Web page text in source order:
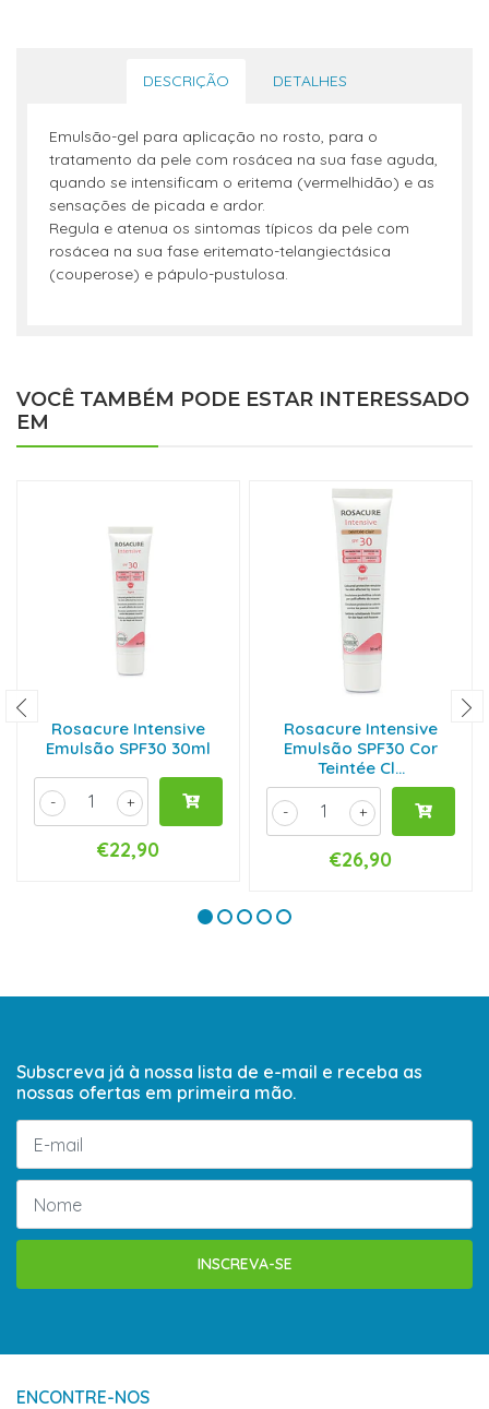
DESCRIÇÃO DETALHES
Emulsão-gel para aplicação no rosto, para o
tratamento da pele com rosácea na sua fase aguda,
quando se intensificam o eritema (vermelhidão) e as
sensações de picada e ardor.
Regula e atenua os sintomas típicos da pele com
rosácea na sua fase eritemato-telangiectásica
(couperose) e pápulo-pustulosa.
VOCÊ TAMBÉM PODE ESTAR INTERESSADO
EM
Rosacure Intensive
Emulsão SPF30 30ml
+
-
€22,90
Rosacure Intensive
Emulsão SPF30 Cor
Teintée Cl...
+
-
€26,90
Subscreva já à nossa lista de e-mail e receba as
nossas ofertas em primeira mão.
INSCREVA-SE
ENCONTRE-NOS